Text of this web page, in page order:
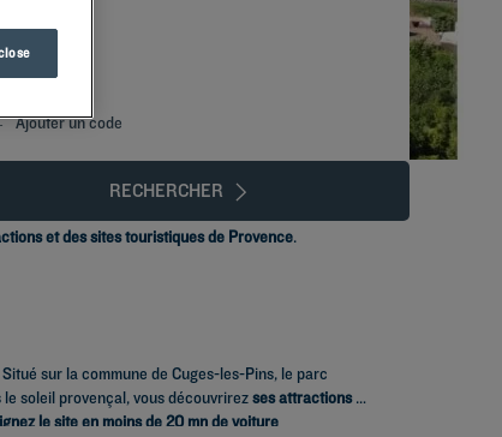
RECHERCHER
Ajouter un code
et des sites touristiques de Provence.
Situé sur la commune de Cuges-les-Pins, le parc
soleil provençal, vous découvrirezses attractions à
le site en moins de 20 mn de voiture